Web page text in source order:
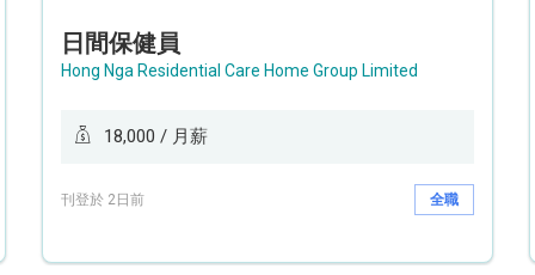
日間保健員
Hong Nga Residential Care Home Group Limited
18,000 / 月薪
刊登於 2日前 全職